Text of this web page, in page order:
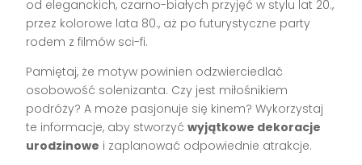
od eleganckich, czarno-białych przyjęć w stylu lat 20.,
przez kolorowe lata 80., aż po futurystyczne party
rodem z filmów sci-fi.
Pamiętaj, że motyw powinien odzwierciedlać
osobowość solenizanta. Czy jest miłośnikiem
podróży? A może pasjonuje się kinem? Wykorzystaj
te informacje, aby stworzyćwyjątkowe dekoracje
urodzinowe i zaplanować odpowiednie atrakcje.